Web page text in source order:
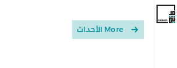
More الأحداث